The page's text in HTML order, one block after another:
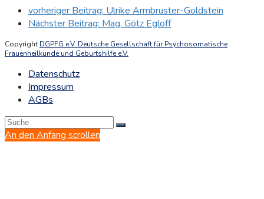
vorheriger Beitrag: Ulrike Armbruster-Goldstein
Nächster Beitrag: Mag. Götz Egloff
Copyright DGPFG e.V. Deutsche Gesellschaft für Psychosomatische
Frauenheilkunde und Geburtshilfe e.V.
Datenschutz
Impressum
AGBs
An den Anfang scrollen